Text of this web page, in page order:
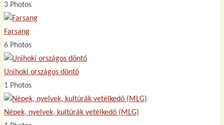
3 Photos
Farsang
6 Photos
Unihoki országos döntő
1 Photos
Népek, nyelvek, kultúrák vetélkedő (MLG)